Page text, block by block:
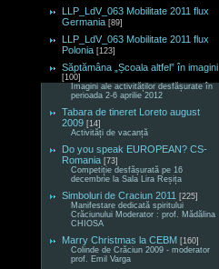
LLP_LdV_063 Mobilitate 2011 flux
Germania [89]
LLP_LdV_063 Mobilitate 2011 flux
Polonia [123]
Săptămâna „Școala altfel” în imagini
[100]
Imagini ale activităților desfășurate în
perioada 2-6 aprilie 2012
Tabara de tineret Loreto august
2009 [14]
Activități de vacanță
Do you speak EUROPEAN? CS-
Romania [73]
Competiție desfășurată pe 16
decembrie la Sala Lira Reșița
Simboluri de Craciun 2011 [225]
Manifestare dedicată spiritului
Crăciunului Moderator : prof. Mădălina
CHIOSA
Marry Christmas la CEBM [160]
Colinde de Crăciun 2009 - moderator
prof. Emil Varga